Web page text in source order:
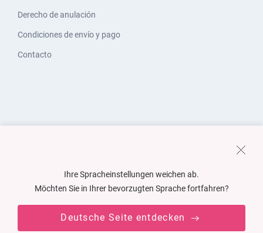
Derecho de anulación
Condiciones de envío y pago
Contacto
Ihre Spracheinstellungen weichen ab.
Möchten Sie in Ihrer bevorzugten Sprache fortfahren?
Deutsche Seite entdecken